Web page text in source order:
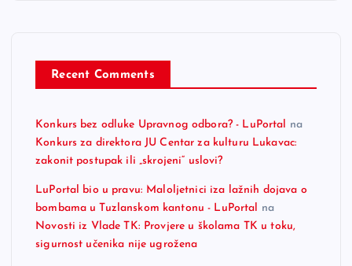
Recent Comments
Konkurs bez odluke Upravnog odbora? - LuPortal
na
Konkurs za direktora JU Centar za kulturu Lukavac:
zakonit postupak ili „skrojeni“ uslovi?
LuPortal bio u pravu: Maloljetnici iza lažnih dojava o
bombama u Tuzlanskom kantonu - LuPortal
na
Novosti iz Vlade TK: Provjere u školama TK u toku,
sigurnost učenika nije ugrožena